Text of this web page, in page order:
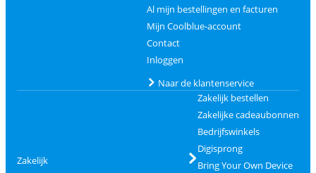
Al mijn bestellingen en facturen
Mijn Coolblue-account
Contact
Inloggen
Naar de klantenservice
Zakelijk
Zakelijk bestellen
Zakelijke cadeaubonnen
Bedrijfswinkels
Digisprong
Bring Your Own Device